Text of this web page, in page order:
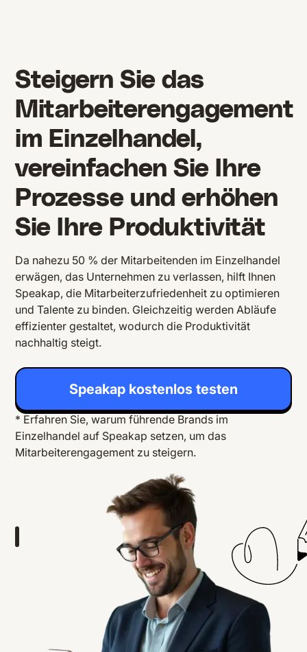
Steigern Sie das
Mitarbeiterengagement
im Einzelhandel,
vereinfachen Sie Ihre
Prozesse und erhöhen
Sie Ihre Produktivität
Da nahezu 50 % der Mitarbeitenden im Einzelhandel
erwägen, das Unternehmen zu verlassen, hilft Ihnen
Speakap, die Mitarbeiterzufriedenheit zu optimieren
und Talente zu binden. Gleichzeitig werden Abläufe
effizienter gestaltet, wodurch die Produktivität
nachhaltig steigt.
Speakap kostenlos testen
* Erfahren Sie, warum führende Brands im
Einzelhandel auf Speakap setzen, um das
Mitarbeiterengagement zu steigern.